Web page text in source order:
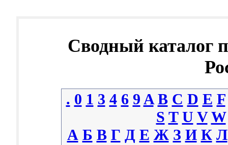
Сводный каталог
. 0 1 3 4 6 9 A B C D E F
S T U V W
А Б В Г Д Е Ж З И К Л